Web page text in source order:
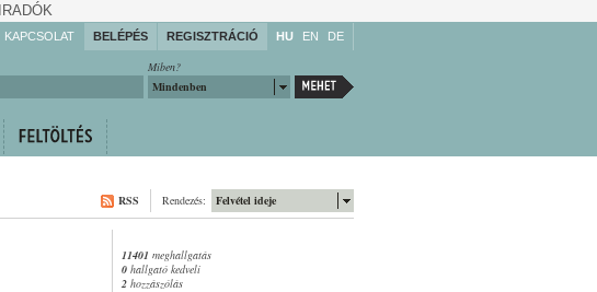
KAPCSOLAT BELÉPÉS REGISZTRÁCIÓ HU EN DE
Miben?
Mindenben
Felvétel ideje
Rendezés:
RSS
11401 meghallgatás
0 hallgató kedveli
2 hozzászólás